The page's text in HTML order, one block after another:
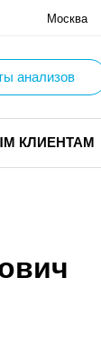
Москва
анализов
КЛИЕНТАМ